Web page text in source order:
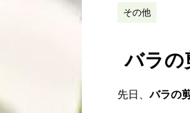
その他
バラの
先日、バラの